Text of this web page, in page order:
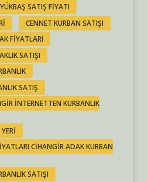
SATIŞ FIYATI
CENNET KURBAN SATIŞI
FIYATLARI
SATIŞI
SATIŞ
INTERNETTEN KURBANLIK
CIHANGIR ADAK KURBAN
SATIŞI